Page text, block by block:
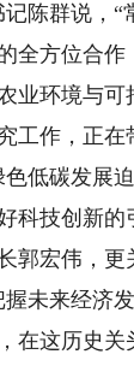
陈群说，
全方位合
环境与可
工作，正
低碳发展
科技创新
宏伟，更
未来经济
在这历史关